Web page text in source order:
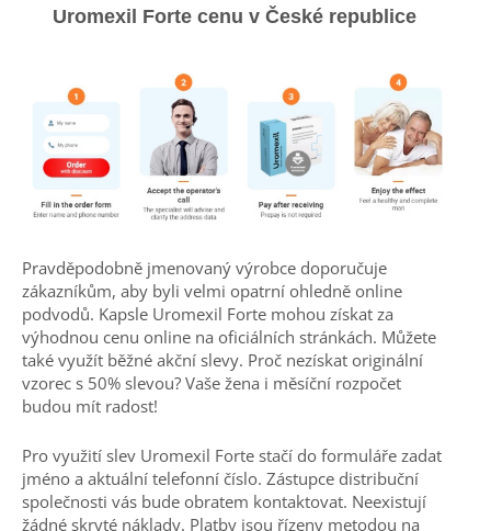
Uromexil Forte cenu v České republice
Pravděpodobně jmenovaný výrobce doporučuje
zákazníkům, aby byli velmi opatrní ohledně online
podvodů. Kapsle Uromexil Forte mohou získat za
výhodnou cenu online na oficiálních stránkách. Můžete
také využít běžné akční slevy. Proč nezískat originální
vzorec s 50% slevou? Vaše žena i měsíční rozpočet
budou mít radost!
Pro využití slev Uromexil Forte stačí do formuláře zadat
jméno a aktuální telefonní číslo. Zástupce distribuční
společnosti vás bude obratem kontaktovat. Neexistují
žádné skryté náklady. Platby jsou řízeny metodou na